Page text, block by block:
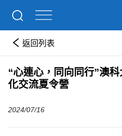
返回列表
“心連心，同向同行”澳
化交流夏令營
2024/07/16